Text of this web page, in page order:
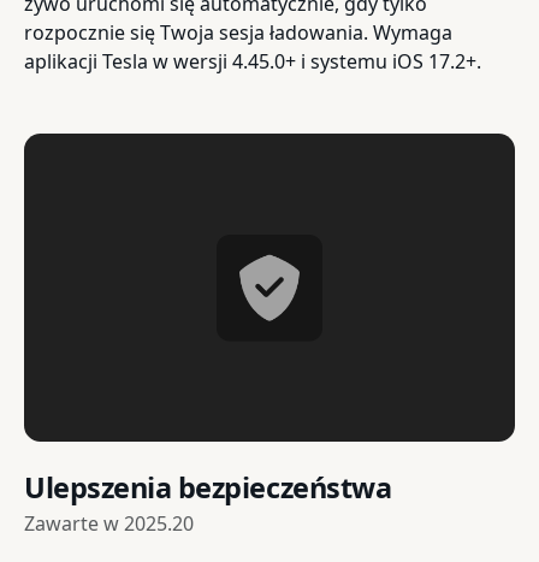
rozpocznie się Twoja sesja ładowania. Wymaga
aplikacji Tesla w wersji 4.45.0+ i systemu iOS 17.2+.
Ulepszenia bezpieczeństwa
Zawarte w2025.20